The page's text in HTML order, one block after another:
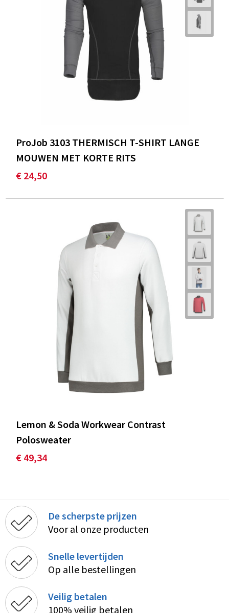
ProJob 3103 THERMISCH T-SHIRT LANGE
MOUWEN MET KORTE RITS
€ 24,50
Lemon & Soda Workwear Contrast
Polosweater
€ 49,34
De scherpste prijzen
Voor al onze producten
Snelle levertijden
Op alle bestellingen
Veilig betalen
100% veilig betalen